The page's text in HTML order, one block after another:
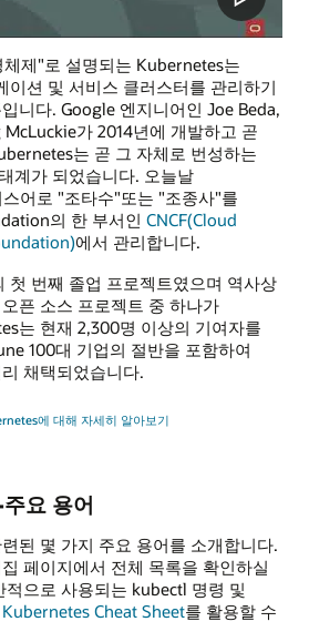
제"로 설명되는 Kubernetes는
이션 및 서비스 클러스터를 관리하기
니다. Google 엔지니어인 Joe Beda,
가 2014년에 개발하고 곧
는 곧 그 자체로 번성하는
계가 되었습니다. 오늘날
어로 "조타수"또는 "조종사"를
의 한 부서인 CNCF(Cloud
에서 관리합니다.
첫 번째 졸업 프로젝트였으며 역사상
픈 소스 프로젝트 중 하나가
는 현재 2,300명 이상의 기여자를
100대 기업의 절반을 포함하여
채택되었습니다.
에 대해 자세히 알아보기
요 용어
된 몇 가지 주요 용어를 소개합니다.
페이지에서 전체 목록을 확인하실
적으로 사용되는 kubectl 명령 및
Kubernetes Cheat Sheet를 활용할 수